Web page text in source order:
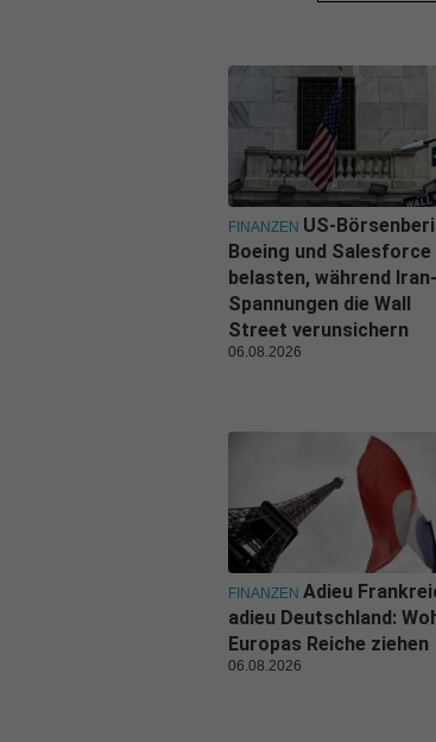
FINANZEN US-
Boeing und Salesforce
belasten, während Iran-
Spannungen die Wall
Street verunsichern
06.08.2026
FINANZEN Adieu
adieu Deutschland:
Europas Reiche ziehen
06.08.2026